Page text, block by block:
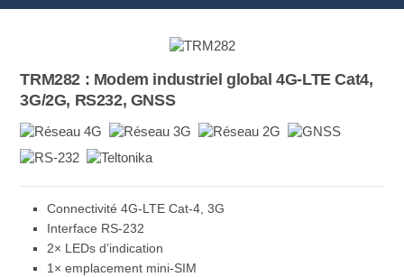
TRM282 : Modem industriel global 4G-LTE Cat4,
3G/2G, RS232, GNSS
Connectivité 4G-LTE Cat-4, 3G
Interface RS-232
2× LEDs d’indication
1× emplacement mini-SIM